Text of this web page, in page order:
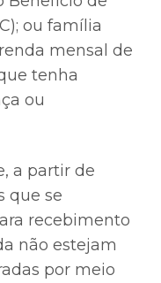
ou família
mensal de
tenha
ou
a partir de
que se
recebimento
não estejam
por meio